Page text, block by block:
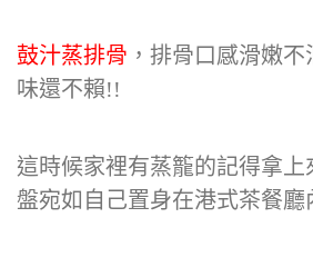
鼓汁蒸排骨 ，排骨口感滑嫩
味還不賴!!
這時候家裡有蒸籠的記得拿上
盤宛如自己置身在港式茶餐廳